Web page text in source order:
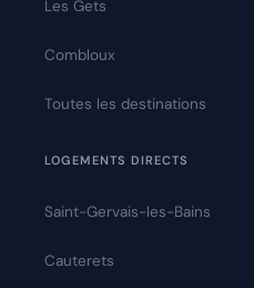
Les Gets
Combloux
Toutes les destinations
LOGEMENTS DIRECTS
Saint-Gervais-les-Bains
Cauterets